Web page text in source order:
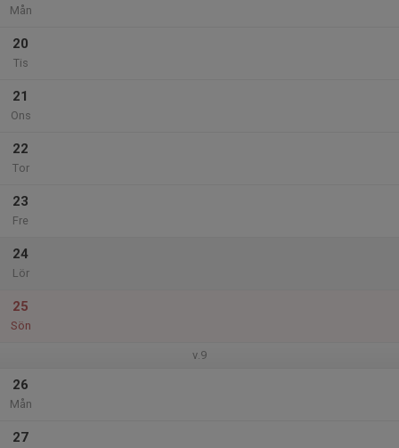
Mån
20
Tis
21
Ons
22
Tor
23
Fre
24
Lör
25
Sön
v.9
26
Mån
27